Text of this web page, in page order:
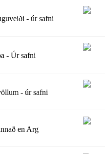
- úr safni
- Úr safni
- úr safni
en Arg